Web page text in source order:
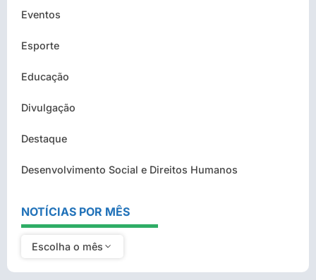
Eventos
Esporte
Educação
Divulgação
Destaque
Desenvolvimento Social e Direitos Humanos
NOTÍCIAS POR MÊS
Escolha o mês